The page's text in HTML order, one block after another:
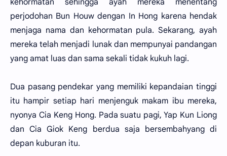
perjodohan Bun Houw dengan In Hong karena hendak
menjaga nama dan kehormatan pula. Sekarang, ayah
mereka telah menjadi lunak dan mempunyai pandangan
yang amat luas dan sama sekali tidak kukuh lagi.
Dua pasang pendekar yang memiliki kepandaian tinggi
itu hampir setiap hari menjenguk makam ibu mereka,
nyonya Cia Keng Hong. Pada suatu pagi, Yap Kun Liong
dan Cia Giok Keng berdua saja bersembahyang di
depan kuburan itu.